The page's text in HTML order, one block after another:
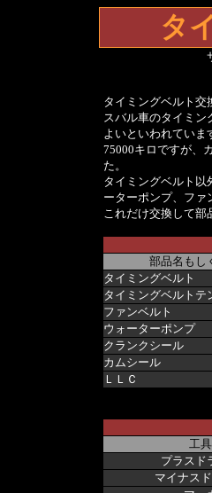
タ
タイミングベルト交
スバル車のタイミン
よいといわれていま
75000キロですが、
た。
タイミングベルト以
ーターポンプ、ファ
これだけ交換して部
部品名もし
タイミングベルト
タイミングベルトテ
ファンベルト
ウォーターポンプ
クランクシール
カムシール
ＬＬＣ
工
プラスド
マイナス